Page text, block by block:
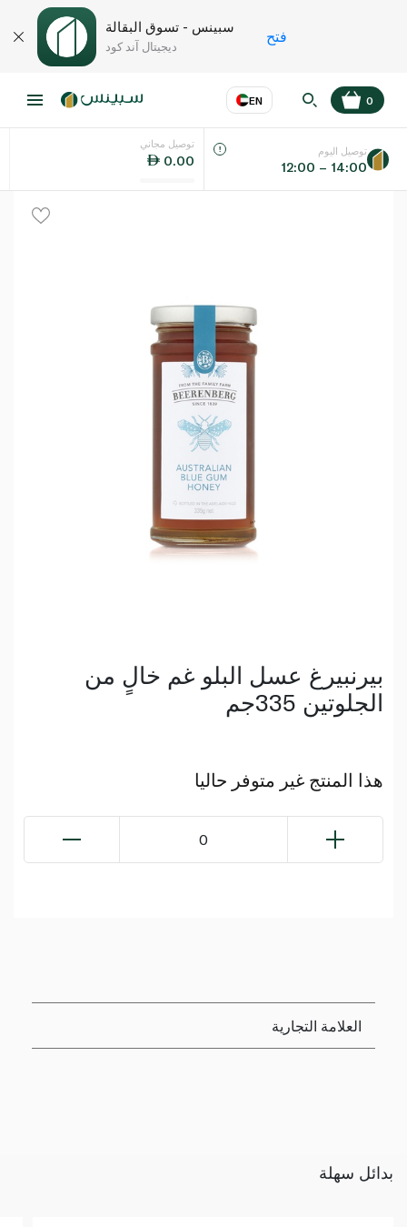
سبينس - تسوق البقالة
ديجيتال آند كود
فتح
EN
اللغة عر
0
توصيل مجاني
0.00
توصيل اليوم
12:00 – 14:00
بيرنبيرغ عسل البلو غم خالٍ من
الجلوتين 335جم
هذا المنتج غير متوفر حاليا
0
العلامة التجارية
بدائل سهلة